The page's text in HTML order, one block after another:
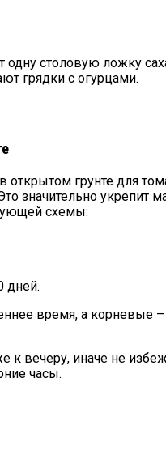
столовую ложку
грядки с огурцами.
грунте для
значительно
схемы:
дней.
время, а корневые
вечеру, иначе не
часы.